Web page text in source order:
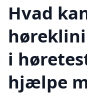
Hvad
i
hjælpe